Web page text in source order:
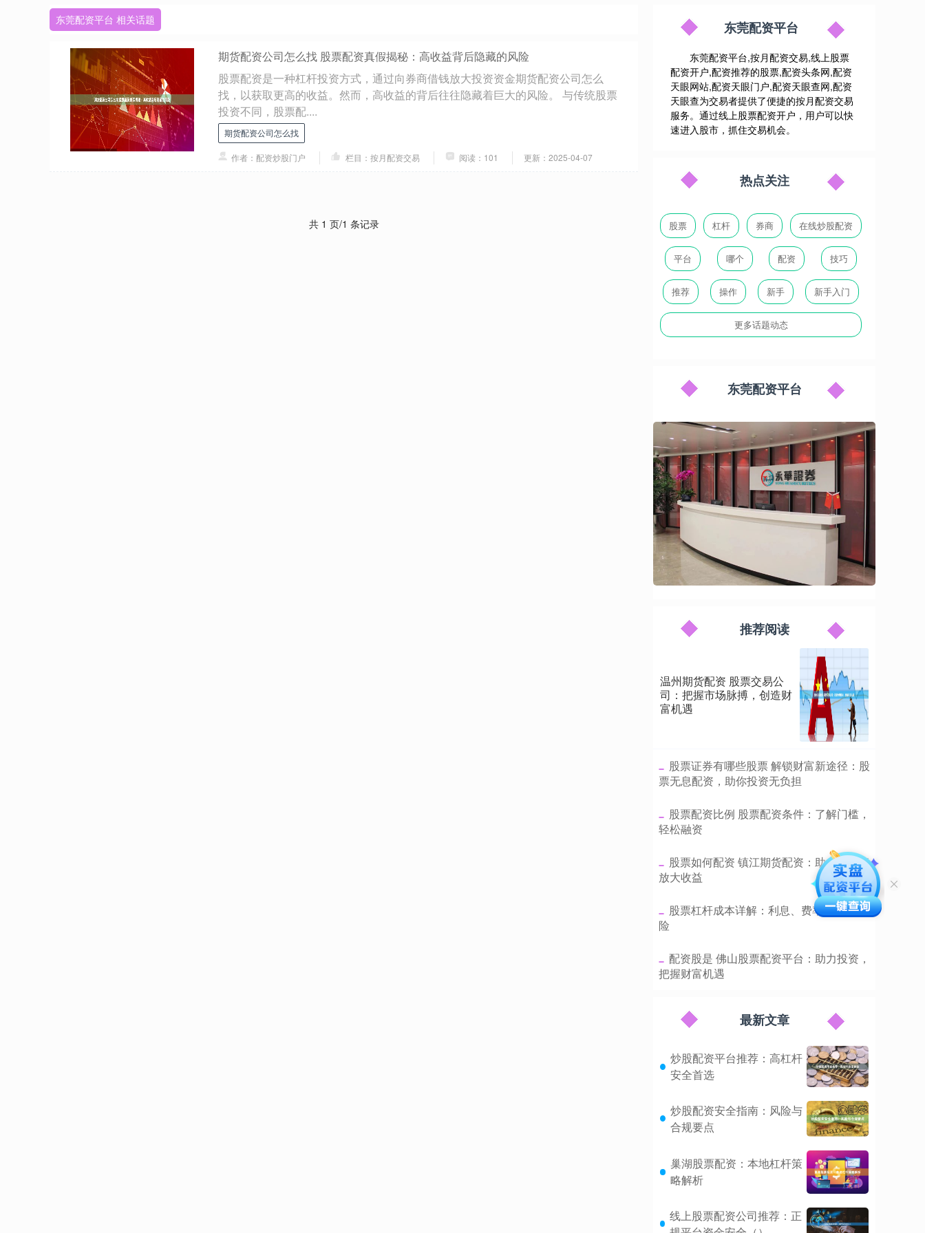
东莞配资平台 相关话题
期货配资公司怎么找 股票配资真假揭秘：高收益背后隐藏的风险
股票配资是一种杠杆投资方式，通过向券商借钱放大投资资金期货配资公司怎么
找，以获取更高的收益。然而，高收益的背后往往隐藏着巨大的风险。 与传统股票
投资不同，股票配....
期货配资公司怎么找
作者：配资炒股门户 栏目：按月配资交易 阅读：101 更新：2025-04-07
共 1 页/1 条记录
东莞配资平台
东莞配资平台,按月配资交易,线上股票
配资开户,配资推荐的股票,配资头条网,配资
天眼网站,配资天眼门户,配资天眼查网,配资
天眼查为交易者提供了便捷的按月配资交易
服务。通过线上股票配资开户，用户可以快
速进入股市，抓住交易机会。
热点关注
股票 杠杆 券商 在线炒股配资
平台 哪个 配资 技巧
推荐 操作 新手 新手入门
更多话题动态
东莞配资平台
推荐阅读
温州期货配资 股票交易公
司：把握市场脉搏，创造财
富机遇
​股票证券有哪些股票 解锁财富新途径：股
票无息配资，助你投资无负担
​股票配资比例 股票配资条件：了解门槛，
轻松融资
​股票如何配资 镇江期货配资：助力投资者
放大收益
​股票杠杆成本详解：利息、费率与隐性风
险
​配资股是 佛山股票配资平台：助力投资，
把握财富机遇
最新文章
炒股配资平台推荐：高杠杆
安全首选
炒股配资安全指南：风险与
合规要点
巢湖股票配资：本地杠杆策
略解析
线上股票配资公司推荐：正